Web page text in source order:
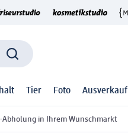
Tier Foto Ausverkauf
Abholung in Ihrem Wunschmarkt